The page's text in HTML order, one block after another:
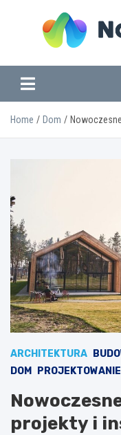
Home Dom
ARCHITEKTURA
DOM
projekty i